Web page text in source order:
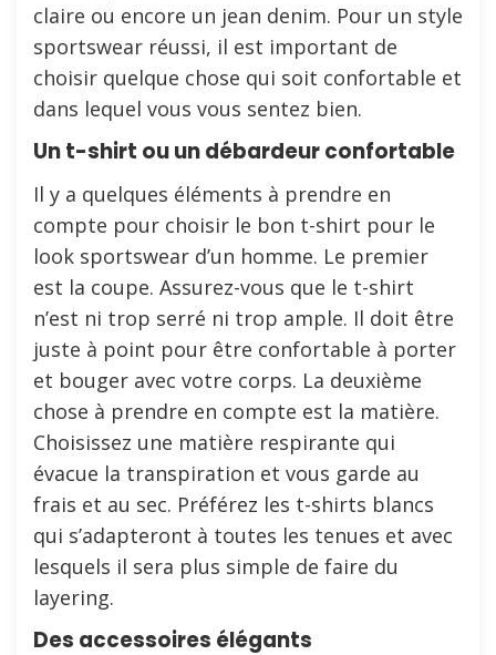
claire ou encore un jean denim. Pour un style
sportswear réussi, il est important de
choisir quelque chose qui soit confortable et
dans lequel vous vous sentez bien.
Un t-shirt ou un débardeur confortable
Il y a quelques éléments à prendre en
compte pour choisir le bon t-shirt pour le
look sportswear d’un homme. Le premier
est la coupe. Assurez-vous que le t-shirt
n’est ni trop serré ni trop ample. Il doit être
juste à point pour être confortable à porter
et bouger avec votre corps. La deuxième
chose à prendre en compte est la matière.
Choisissez une matière respirante qui
évacue la transpiration et vous garde au
frais et au sec. Préférez les t-shirts blancs
qui s’adapteront à toutes les tenues et avec
lesquels il sera plus simple de faire du
layering.
Des accessoires élégants